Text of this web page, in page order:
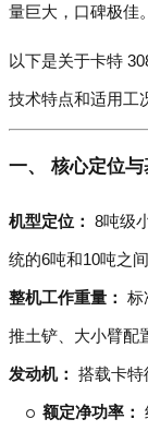
量巨大，口碑极佳。
以下是关于卡特
技术特点和适用工
一、 核心定位
机型定位： 8吨级
统的6吨和10吨之间
整机工作重量： 标
推土铲、大小臂配
发动机： 搭载卡特
额定净功率：